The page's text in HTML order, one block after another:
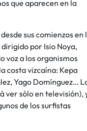
que aparecen en la
sus comienzos en
por Isio Noya,
voz a los organismos
costa vizcaína: Kepa
Yago Domínguez…
ver sólo en televisión),
de los surfistas